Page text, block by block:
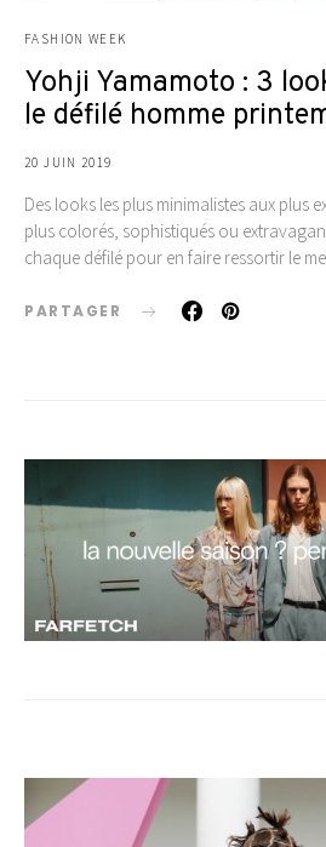
FASHION WEEK
Yohji Yamamoto : 3
le défilé homme
20 JUIN 2019
Des looks les plus minimalistes aux plus
plus colorés, sophistiqués ou
chaque défilé pour en faire ressortir le
PARTAGER